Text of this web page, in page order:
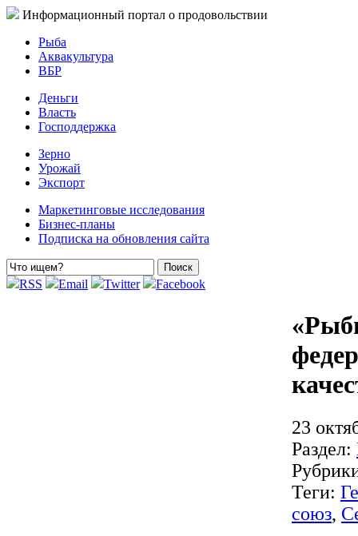
Информационный портал о продовольствии
Рыба
Аквакультура
ВБР
Деньги
Власть
Господдержка
Зерно
Урожай
Экспорт
Маркетинговые исследования
Бизнес-планы
Подписка на обновления сайта
RSS Email Twitter Facebook
23
Раздел:
Теги:
союз,